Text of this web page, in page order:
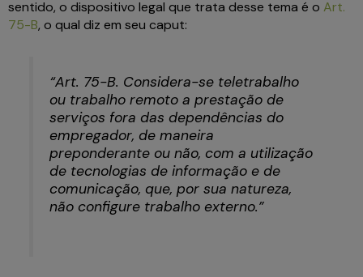
sentido, o dispositivo legal que trata desse tema é o Art.
75-B, o qual diz em seu caput:
“Art. 75-B. Considera-se teletrabalho
ou trabalho remoto a prestação de
serviços fora das dependências do
empregador, de maneira
preponderante ou não, com a utilização
de tecnologias de informação e de
comunicação, que, por sua natureza,
não configure trabalho externo.”